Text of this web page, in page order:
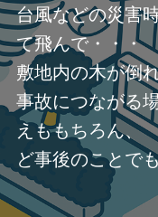
台風などの災害
て飛んで・・・
敷地内の木が倒
事故につながる
えももちろん、
ど事後のことで